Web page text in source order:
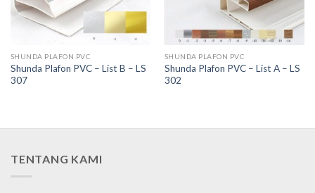
SHUNDA PLAFON PVC
Shunda Plafon PVC – List B – LS
307
SHUNDA PLAFON PVC
Shunda Plafon PVC – List A – LS
302
TENTANG KAMI